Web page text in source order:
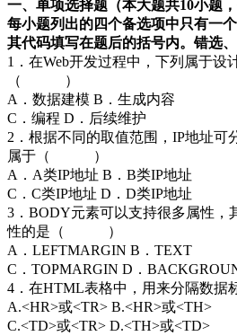
一、 单项选择题（本大题共10小题
每小题列出的四个备选项中只有一
其代码填写在题后的括号内。错选
1．在Web开发过程中，下列属于设
（ ）
A．数据建模 B．生成内容
C．编程 D．后续维护
2．根据不同的取值范围，IP地址可
属于（ ）
A．A类IP地址 B．B类IP地址
C．C类IP地址 D．D类IP地址
3．BODY元素可以支持很多属性，
性的是（ ）
A．LEFTMARGIN B．TEXT
C．TOPMARGIN D．
4．在HTML表格中，用来分隔
A.<HR>或<TR> B.<HR>或<TH>
C.<TD>或<TR> D.<TH>或<TD>